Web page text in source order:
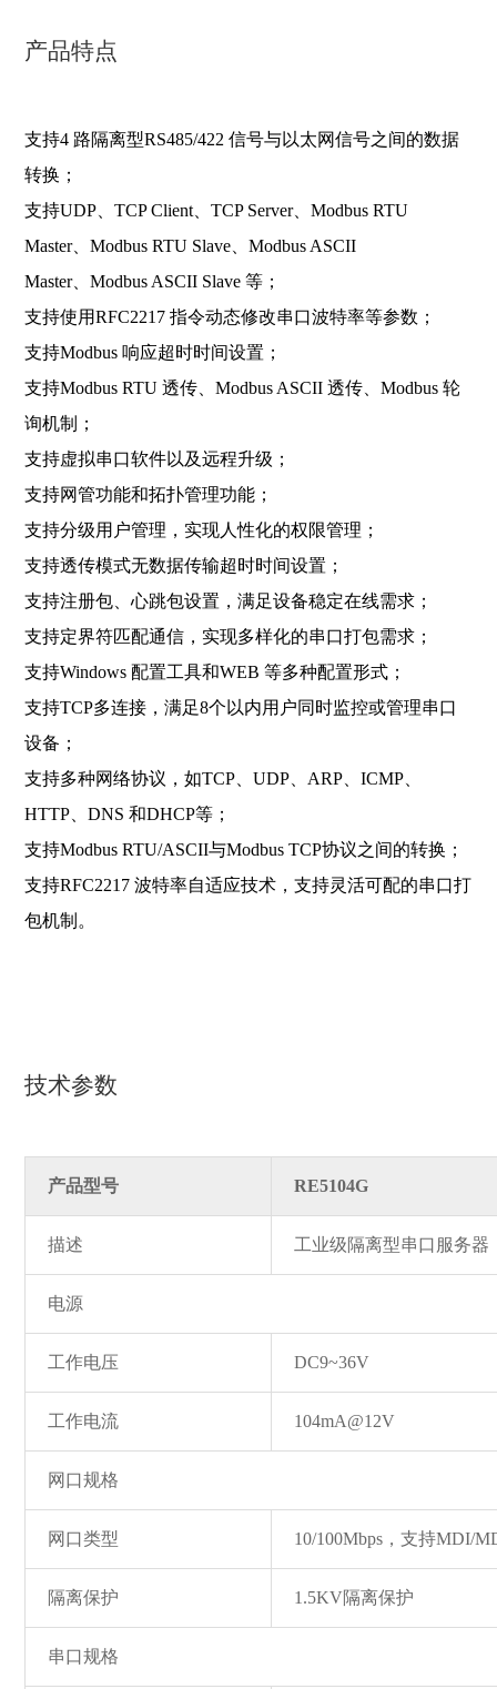
产品特点
支持4 路隔离型RS485/422 信号与以太网信号之间的数据
转换；
支持UDP、TCP Client、TCP Server、Modbus RTU
Master、Modbus RTU Slave、Modbus ASCII
Master、Modbus ASCII Slave 等；
支持使用RFC2217 指令动态修改串口波特率等参数；
支持Modbus 响应超时时间设置；
支持Modbus RTU 透传、Modbus ASCII 透传、Modbus 轮
询机制；
支持虚拟串口软件以及远程升级；
支持网管功能和拓扑管理功能；
支持分级用户管理，实现人性化的权限管理；
支持透传模式无数据传输超时时间设置；
支持注册包、心跳包设置，满足设备稳定在线需求；
支持定界符匹配通信，实现多样化的串口打包需求；
支持Windows 配置工具和WEB 等多种配置形式；
支持TCP多连接，满足8个以内用户同时监控或管理串口
设备；
支持多种网络协议，如TCP、UDP、ARP、ICMP、
HTTP、DNS 和DHCP等；
支持Modbus RTU/ASCII与Modbus TCP协议之间的转换；
支持RFC2217 波特率自适应技术，支持灵活可配的串口打
包机制。
技术参数
产品型号 RE5104G
描述 工业级隔离型串口服务器
电源
工作电压 DC9~36V
工作电流 104mA@12V
网口规格
网口类型 10/100Mbps，支持MDI/
隔离保护 1.5KV隔离保护
串口规格